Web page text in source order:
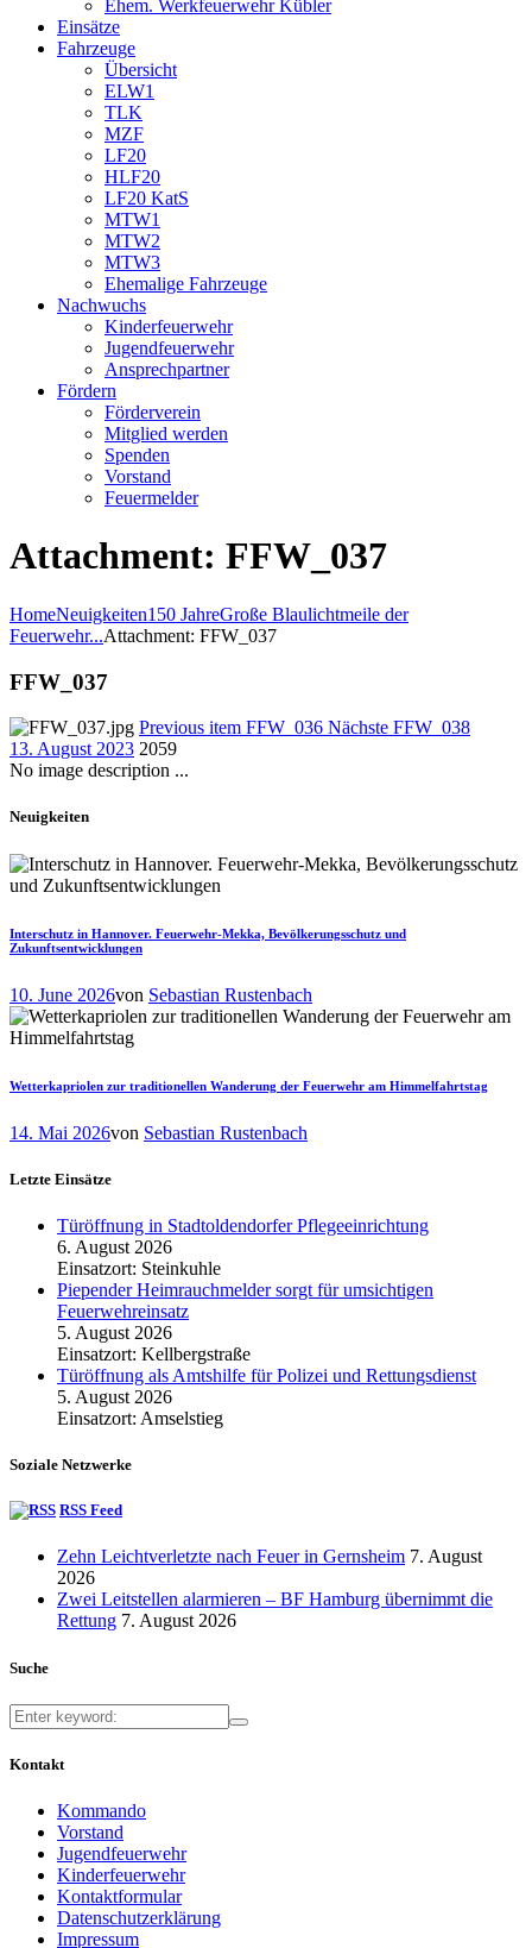
Ehem. Werkfeuerwehr Kübler
Einsätze
Fahrzeuge
Übersicht
ELW1
TLK
MZF
LF20
HLF20
LF20 KatS
MTW1
MTW2
MTW3
Ehemalige Fahrzeuge
Nachwuchs
Kinderfeuerwehr
Jugendfeuerwehr
Ansprechpartner
Fördern
Förderverein
Mitglied werden
Spenden
Vorstand
Feuermelder
Attachment: FFW_037
HomeNeuigkeiten150 JahreGroße Blaulichtmeile der
Feuerwehr...Attachment: FFW_037
FFW_037
Previous item FFW_036 Nächste FFW_038
13. August 2023 2059
No image description ...
Neuigkeiten
Interschutz in Hannover. Feuerwehr-Mekka, Bevölkerungsschutz und
Zukunftsentwicklungen
10. June 2026von Sebastian Rustenbach
Wetterkapriolen zur traditionellen Wanderung der Feuerwehr am Himmelfahrtstag
14. Mai 2026von Sebastian Rustenbach
Letzte Einsätze
Türöffnung in Stadtoldendorfer Pflegeeinrichtung
6. August 2026
Einsatzort: Steinkuhle
Piepender Heimrauchmelder sorgt für umsichtigen
Feuerwehreinsatz
5. August 2026
Einsatzort: Kellbergstraße
Türöffnung als Amtshilfe für Polizei und Rettungsdienst
5. August 2026
Einsatzort: Amselstieg
Soziale Netzwerke
RSS Feed
Zehn Leichtverletzte nach Feuer in Gernsheim 7. August
2026
Zwei Leitstellen alarmieren – BF Hamburg übernimmt die
Rettung 7. August 2026
Suche
Kontakt
Kommando
Vorstand
Jugendfeuerwehr
Kinderfeuerwehr
Kontaktformular
Datenschutzerklärung
Impressum